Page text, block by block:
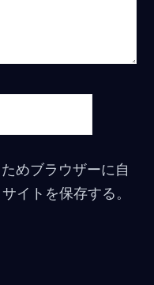
めブラウザーに自
イトを保存する。